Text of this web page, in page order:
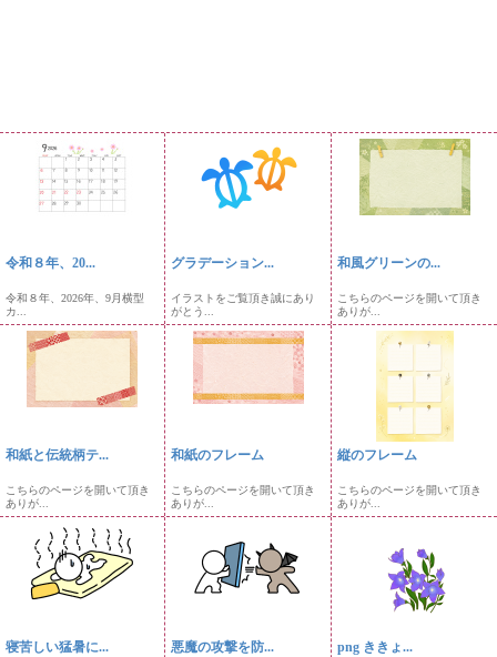
令和８年、20...
令和８年、2026年、9月横型
カ...
グラデーション...
イラストをご覧頂き誠にあり
がとう...
和風グリーンの...
こちらのページを開いて頂き
ありが...
和紙と伝統柄テ...
こちらのページを開いて頂き
ありが...
和紙のフレーム
こちらのページを開いて頂き
ありが...
縦のフレーム
こちらのページを開いて頂き
ありが...
寝苦しい猛暑に... 悪魔の攻撃を防... png ききょ...